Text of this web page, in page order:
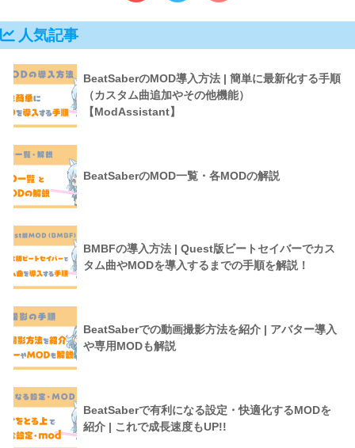
人気記事
BeatSaberのMOD導入方法 | 簡単に最新化する手順
（カスタム曲追加やその他機能）
【ModAssistant】
BeatSaberのMOD一覧・各MODの解説
BMBFの導入方法 | Quest版ビートセイバーでカス
タム曲やMODを導入するまでの手順を解説！
BeatSaberでの動画撮影方法を紹介 | アバター導入
や専用MODも解説
BeatSaberで有利になる設定・快適化するMODを
紹介 | これで成長速度もUP!!